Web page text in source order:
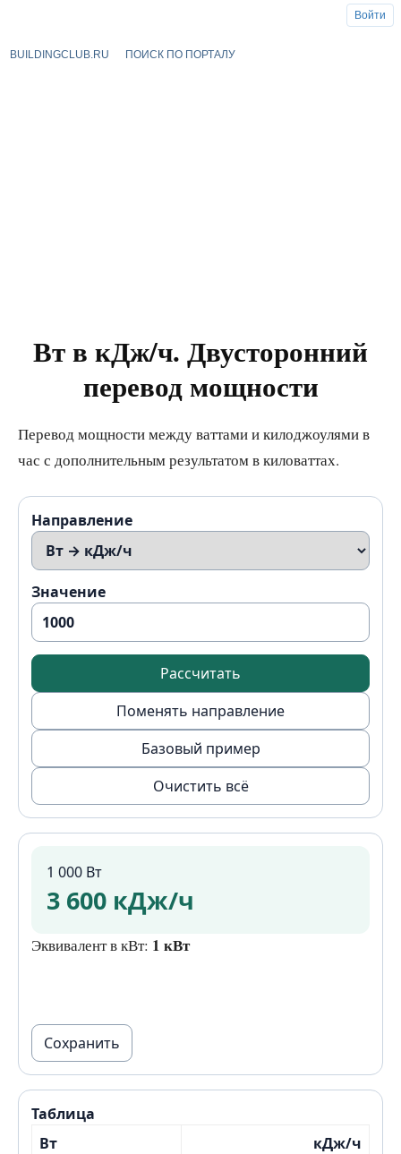
BUILDINGCLUB.RU ПОИСК ПО ПОРТАЛУ
Вт в кДж/ч. Двусторонний
перевод мощности
Перевод мощности между ваттами и килоджоулями в
час с дополнительным результатом в киловаттах.
Направление
Значение
Рассчитать
Поменять направление
Базовый пример
Очистить всё
1 000 Вт
3 600 кДж/ч
Эквивалент в кВт: 1 кВт
Сохранить
Таблица
Вт
кДж/ч
Войти